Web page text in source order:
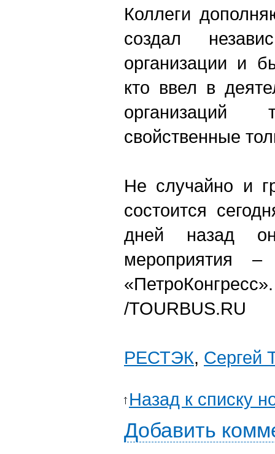
Коллеги
создал
организации и
кто ввел в
организаций
свойственные
Не случайно и
состоится
дней назад
мероприятия
«ПетроКонгресс».
/TOURBUS.RU
РЕСТЭК, Сергей
Назад к списку
Добавить